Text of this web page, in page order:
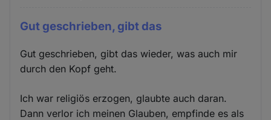
Gut geschrieben, gibt das
Gut geschrieben, gibt das wieder, was auch mir
durch den Kopf geht.
Ich war religiös erzogen, glaubte auch daran.
Dann verlor ich meinen Glauben, empfinde es als